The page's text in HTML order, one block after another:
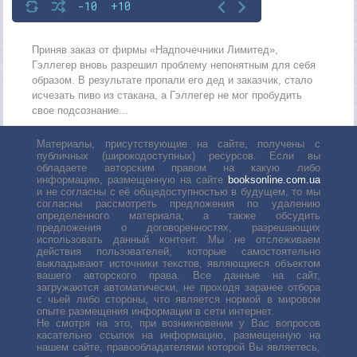
-10 +10
Приняв заказ от фирмы «Надпочечники Лимитед»,
Гэллегер вновь разрешил проблему непонятным для себя
образом. В результате пропали его дед и заказчик, стало
исчезать пиво из стакана, а Гэллегер не мог пробудить
свое подсознание...
Материалы, присутствующие на сайте, получены с
публичных (широкодоступных) ресурсов. Если вы
обладаете авторским правом на какую либо
информацию, размещенную на сайте booksonline.com.ua
и не согласны с её общедоступностью в будущем, то мы
согласны рассмотреть предложения по удалению
определенного материала, а также обсудить
предложения о договоренностях, разрешающих
использовать данный контент. Мы не отслеживаем
действия пользователей, которые самостоятельно
выкладывают источники текстов, являющиеся объектом
вашего авторского права. Все данные на сайт,
загружаются автоматически, не проходя заранее отбора
с чьей либо стороны, что является нормой в мировом
опыте размещения информации в сети интернет.
Не смотря на это, при возникновении у Вас вопросов
касательно ссылок на информацию, размещенную на
нашем сайте, правообладателями которой Вы являетесь,